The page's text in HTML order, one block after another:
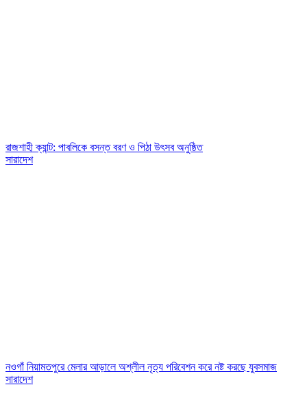
রাজশাহী ক্যান্ট: পাবলিকে বসন্ত বরণ ও পিঠা উৎসব অনুষ্ঠিত
সারাদেশ
নওগাঁ নিয়ামতপুরে মেলার আড়ালে অশ্লীল নৃত্য পরিবেশন করে নষ্ট করছে যুবসমাজ
সারাদেশ